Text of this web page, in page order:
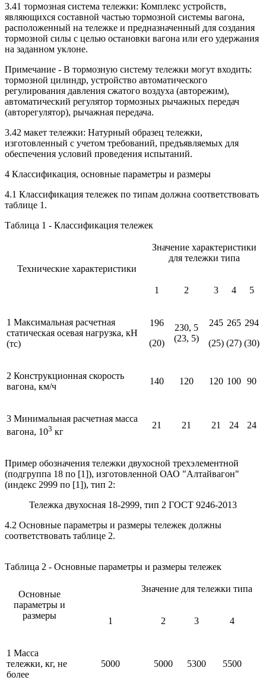
3.41 тормозная система тележки: Комплекс устройств,
являющихся составной частью тормозной системы вагона,
расположенный на тележке и предназначенный для создания
тормозной силы с целью остановки вагона или его удержания
на заданном уклоне.
Примечание - В тормозную систему тележки могут входить:
тормозной цилиндр, устройство автоматического
регулирования давления сжатого воздуха (авторежим),
автоматический регулятор тормозных рычажных передач
(авторегулятор), рычажная передача.
3.42 макет тележки: Натурный образец тележки,
изготовленный с учетом требований, предъявляемых для
обеспечения условий проведения испытаний.
4 Классификация, основные параметры и размеры
4.1 Классификация тележек по типам должна соответствовать
таблице 1.
Таблица 1 - Классификация тележек
Технические характеристики
Значение характеристики
для тележки типа
1 2 3 4 5
1 Максимальная расчетная
статическая осевая нагрузка, кН
(тс)
196
(20)
230, 5
(23, 5)
245
(25)
265
(27)
294
(30)
2 Конструкционная скорость
вагона, км/ч
140 120 120 100 90
3 Минимальная расчетная масса
вагона, 103 кг
21 21 21 24 24
Пример обозначения тележки двухосной трехэлементной
(подгруппа 18 по [1]), изготовленной ОАО "Алтайвагон"
(индекс 2999 по [1]), тип 2:
Тележка двухосная 18-2999, тип 2 ГОСТ 9246-2013
4.2 Основные параметры и размеры тележек должны
соответствовать таблице 2.
Таблица 2 - Основные параметры и размеры тележек
Основные
параметры и
размеры
Значение для тележки типа
1 2 3 4
1 Масса
тележки, кг, не
более
5000 5000 5300 5500